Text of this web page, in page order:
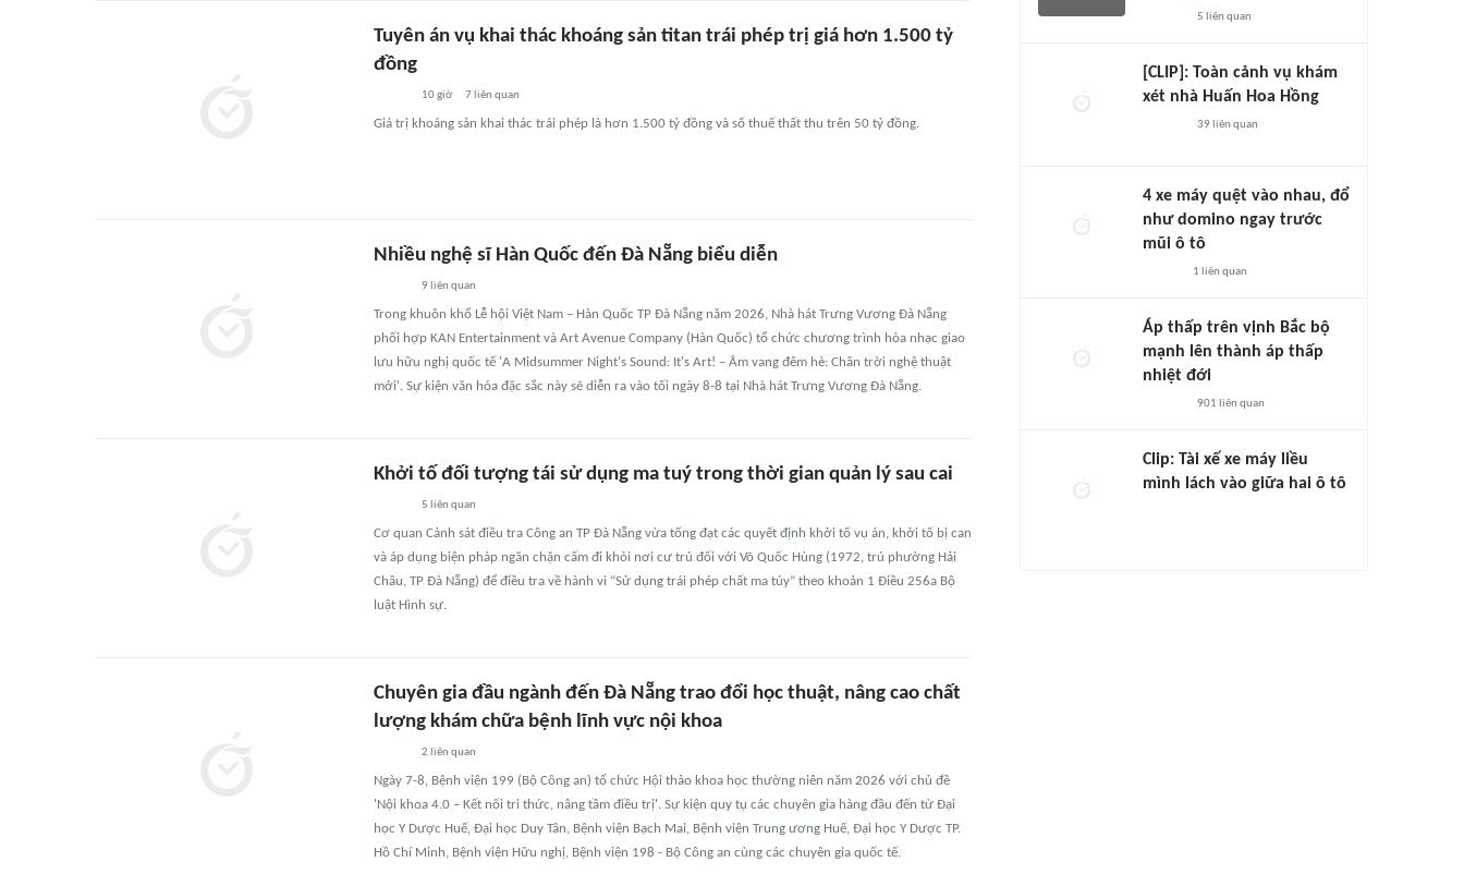
Tuyên án vụ khai thác khoáng sản titan trái phép trị giá hơn 1.500 tỷ
đồng
10 giờ 7 liên quan
Giá trị khoáng sản khai thác trái phép là hơn 1.500 tỷ đồng và số thuế thất thu trên 50 tỷ đồng.
Nhiều nghệ sĩ Hàn Quốc đến Đà Nẵng biểu diễn
9 liên quan
Trong khuôn khổ Lễ hội Việt Nam – Hàn Quốc TP Đà Nẵng năm 2026, Nhà hát Trưng Vương Đà Nẵng
phối hợp KAN Entertainment và Art Avenue Company (Hàn Quốc) tổ chức chương trình hòa nhạc giao
lưu hữu nghị quốc tế 'A Midsummer Night's Sound: It's Art! – Âm vang đêm hè: Chân trời nghệ thuật
mới'. Sự kiện văn hóa đặc sắc này sẽ diễn ra vào tối ngày 8-8 tại Nhà hát Trưng Vương Đà Nẵng.
Khởi tố đối tượng tái sử dụng ma tuý trong thời gian quản lý sau cai
5 liên quan
Cơ quan Cảnh sát điều tra Công an TP Đà Nẵng vừa tống đạt các quyết định khởi tố vụ án, khởi tố bị can
và áp dụng biện pháp ngăn chặn cấm đi khỏi nơi cư trú đối với Võ Quốc Hùng (1972, trú phường Hải
Châu, TP Đà Nẵng) để điều tra về hành vi “Sử dụng trái phép chất ma túy” theo khoản 1 Điều 256a Bộ
luật Hình sự.
Chuyên gia đầu ngành đến Đà Nẵng trao đổi học thuật, nâng cao chất
lượng khám chữa bệnh lĩnh vực nội khoa
2 liên quan
Ngày 7-8, Bệnh viện 199 (Bộ Công an) tổ chức Hội thảo khoa học thường niên năm 2026 với chủ đề
'Nội khoa 4.0 – Kết nối tri thức, nâng tầm điều trị'. Sự kiện quy tụ các chuyên gia hàng đầu đến từ Đại
học Y Dược Huế, Đại học Duy Tân, Bệnh viện Bạch Mai, Bệnh viện Trung ương Huế, Đại học Y Dược TP.
Hồ Chí Minh, Bệnh viện Hữu nghị, Bệnh viện 198 - Bộ Công an cùng các chuyên gia quốc tế.
5 liên quan
[CLIP]: Toàn cảnh vụ khám
xét nhà Huấn Hoa Hồng
39 liên quan
4 xe máy quệt vào nhau, đổ
như domino ngay trước
mũi ô tô
1 liên quan
Áp thấp trên vịnh Bắc bộ
mạnh lên thành áp thấp
nhiệt đới
901 liên quan
Clip: Tài xế xe máy liều
mình lách vào giữa hai ô tô